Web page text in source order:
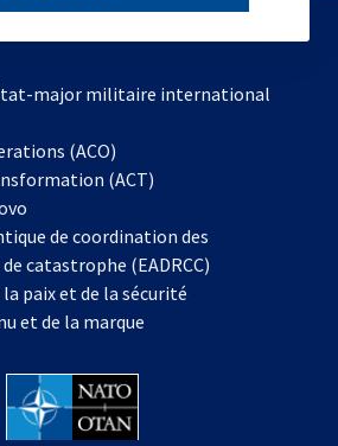
major militaire international
(ACO)
(ACT)
dans
un
nouvel
onglet
de coordination des
catastrophe (EADRCC)
la paix et de la sécurité
et de la marque